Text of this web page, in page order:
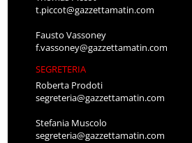
t.piccot@gazzettamatin.com
Fausto Vassoney
f.vassoney@gazzettamatin.com
SEGRETERIA
Roberta Prodoti
segreteria@gazzettamatin.com
Stefania Muscolo
segreteria@gazzettamatin.com